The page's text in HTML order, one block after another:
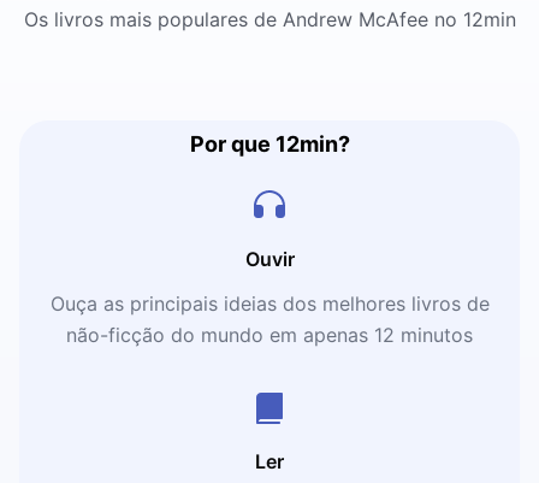
Os livros mais populares de Andrew McAfee no 12min
Por que 12min?
Ouvir
Ouça as principais ideias dos melhores livros de
não-ficção do mundo em apenas 12 minutos
Ler